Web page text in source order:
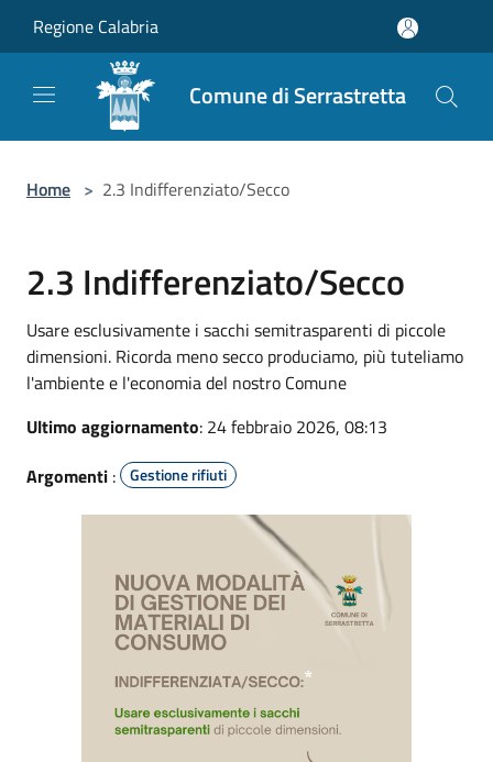
Regione Calabria
Comune di Serrastretta
Home > 2.3 Indifferenziato/Secco
2.3 Indifferenziato/Secco
Usare esclusivamente i sacchi semitrasparenti di piccole
dimensioni. Ricorda meno secco produciamo, più tuteliamo
l'ambiente e l'economia del nostro Comune
Ultimo aggiornamento: 24 febbraio 2026, 08:13
Argomenti : Gestione rifiuti